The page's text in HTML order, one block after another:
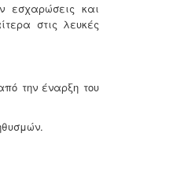
εσχαρώσεις και
στις λευκές
την έναρξη του